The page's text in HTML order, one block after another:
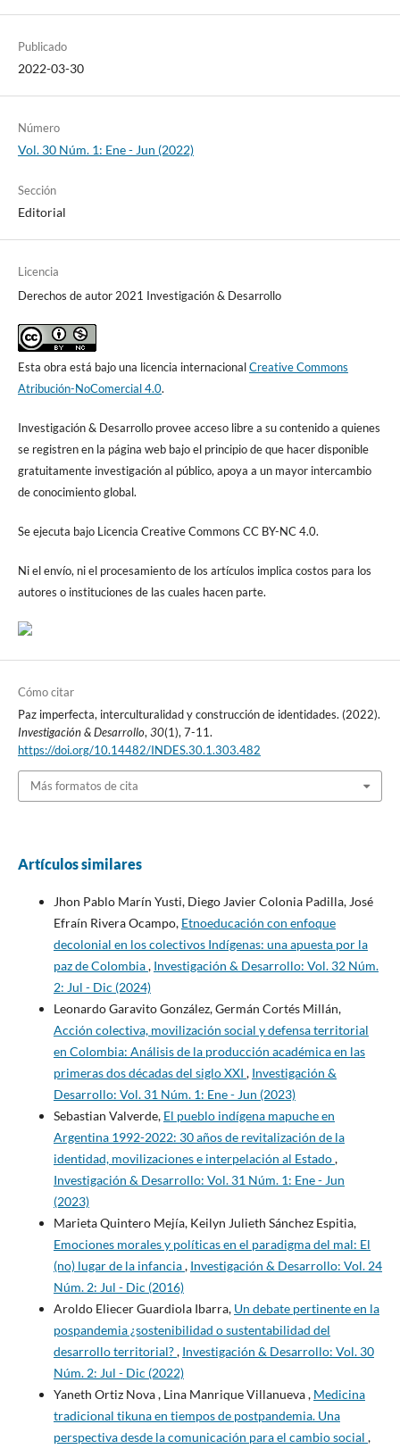
Publicado
2022-03-30
Número
Vol. 30 Núm. 1: Ene - Jun (2022)
Sección
Editorial
Licencia
Derechos de autor 2021 Investigación & Desarrollo
Esta obra está bajo una licencia internacionalCreative Commons
Atribución-NoComercial 4.0.
Investigación & Desarrollo provee acceso libre a su contenido a quienes
se registren en la página web bajo el principio de que hacer disponible
gratuitamente investigación al público, apoya a un mayor intercambio
de conocimiento global.
Se ejecuta bajo Licencia Creative Commons CC BY-NC 4.0.
Ni el envío, ni el procesamiento de los artículos implica costos para los
autores o instituciones de las cuales hacen parte.
Cómo citar
Paz imperfecta, interculturalidad y construcción de identidades. (2022).
Investigación & Desarrollo, 30(1), 7-11.
https://doi.org/10.14482/INDES.30.1.303.482
Más formatos de cita
Artículos similares
Jhon Pablo Marín Yusti, Diego Javier Colonia Padilla, José
Efraín Rivera Ocampo, Etnoeducación con enfoque
decolonial en los colectivos Indígenas: una apuesta por la
paz de Colombia, Investigación & Desarrollo: Vol. 32 Núm.
2: Jul - Dic (2024)
Leonardo Garavito González, Germán Cortés Millán,
Acción colectiva, movilización social y defensa territorial
en Colombia: Análisis de la producción académica en las
primeras dos décadas del siglo XXI , Investigación &
Desarrollo: Vol. 31 Núm. 1: Ene - Jun (2023)
Sebastian Valverde, El pueblo indígena mapuche en
Argentina 1992-2022: 30 años de revitalización de la
identidad, movilizaciones e interpelación al Estado,
Investigación & Desarrollo: Vol. 31 Núm. 1: Ene - Jun
(2023)
Marieta Quintero Mejía, Keilyn Julieth Sánchez Espitia,
Emociones morales y políticas en el paradigma del mal: El
(no) lugar de la infancia, Investigación & Desarrollo: Vol. 24
Núm. 2: Jul - Dic (2016)
Aroldo Eliecer Guardiola Ibarra, Un debate pertinente en la
pospandemia ¿sostenibilidad o sustentabilidad del
desarrollo territorial?, Investigación & Desarrollo: Vol. 30
Núm. 2: Jul - Dic (2022)
Yaneth Ortiz Nova , Lina Manrique Villanueva , Medicina
tradicional tikuna en tiempos de postpandemia. Una
perspectiva desde la comunicación para el cambio social ,